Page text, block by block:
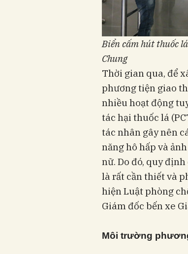
Biển cấm hút thuốc
Chung
Thời gian qua, để
phương tiện giao
nhiều hoạt động
tác hại thuốc lá
tác nhân gây nên
năng hô hấp và
nữ. Do đó, quy
là rất cần thiết và
hiện Luật phòng
Giám đốc bến xe
Môi trường